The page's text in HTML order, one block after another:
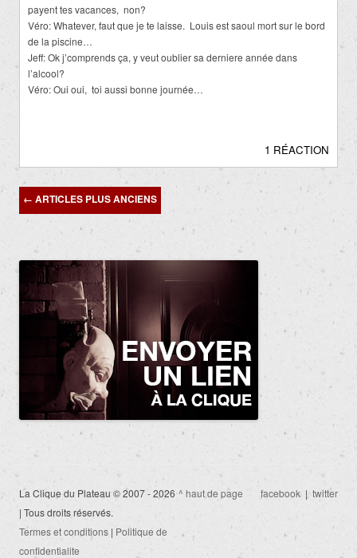
payent tes vacances, non?
Véro: Whatever, faut que je te laisse. Louis est saoul mort sur le bord
de la piscine…
Jeff: Ok j’comprends ça, y veut oublier sa derniere année dans
l’alcool?
Véro: Oui oui, toi aussi bonne journée…
1 RÉACTION
Navigation
des
← ARTICLES PLUS ANCIENS
La Clique du Plateau © 2007 - 2026
| Tous droits réservés.
Termes et conditions | Politique de
confidentialite
^ haut de page facebook| twitter